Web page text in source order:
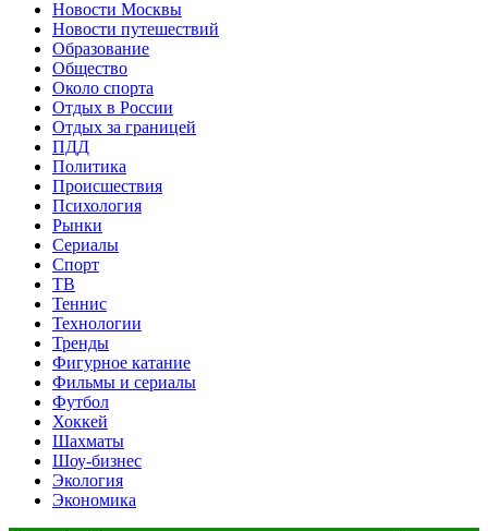
Новости Москвы
Новости путешествий
Образование
Общество
Около спорта
Отдых в России
Отдых за границей
ПДД
Политика
Происшествия
Психология
Рынки
Сериалы
Спорт
ТВ
Теннис
Технологии
Тренды
Фигурное катание
Фильмы и сериалы
Футбол
Хоккей
Шахматы
Шоу-бизнес
Экология
Экономика